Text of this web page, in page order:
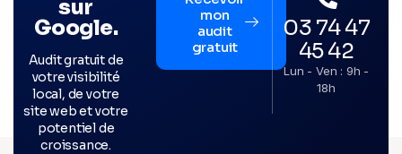
sur
Google.
Audit gratuit de
votre visibilité
local, de votre
site web et votre
potentiel de
croissance.
mon
audit
gratuit
03 74 47
45 42
Lun - Ven : 9h -
18h